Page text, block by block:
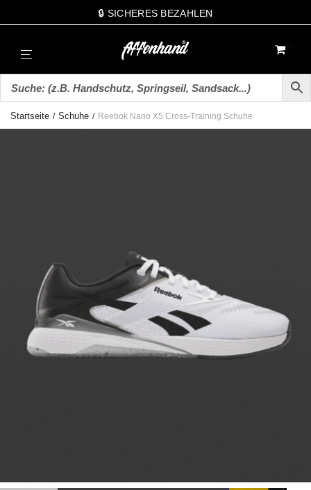
🔒 SICHERES BEZAHLEN
Startseite / Schuhe / Reebok Nano X5 Cross-Training Schuhe